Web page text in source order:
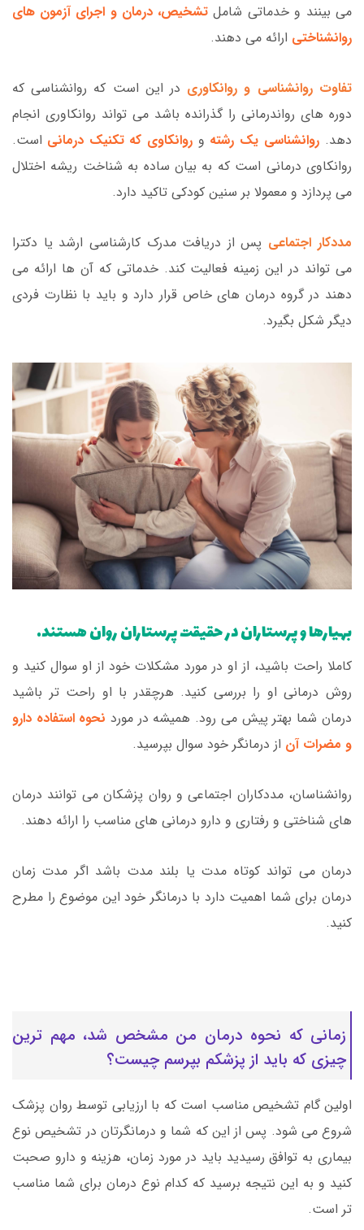
می بینند و خدماتی شامل تشخیص، درمان و اجرای آزمون های
روانشناختی ارائه می دهند.
تفاوت روانشناسی و روانکاوری در این است که روانشناسی که
دوره های رواندرمانی را گذرانده باشد می تواند روانکاوری انجام
دهد. روانشناسی یک رشته و روانکاوی که تکنیک درمانی است.
روانکاوی درمانی است که به بیان ساده به شناخت ریشه اختلال
می پردازد و معمولا بر سنین کودکی تاکید دارد.
مددکار اجتماعی پس از دریافت مدرک کارشناسی ارشد یا دکترا
می تواند در این زمینه فعالیت کند. خدماتی که آن ها ارائه می
دهند در گروه درمان های خاص قرار دارد و باید با نظارت فردی
دیگر شکل بگیرد.
بهیارها و پرستاران در حقیقت پرستاران روان هستند.
کاملا راحت باشید، از او در مورد مشکلات خود از او سوال کنید و
روش درمانی او را بررسی کنید. هرچقدر با او راحت تر باشید
درمان شما بهتر پیش می رود. همیشه در مورد نحوه استفاده دارو
و مضرات آن از درمانگر خود سوال بپرسید.
روانشناسان، مددکاران اجتماعی و روان پزشکان می توانند درمان
های شناختی و رفتاری و دارو درمانی های مناسب را ارائه دهند.
درمان می تواند کوتاه مدت یا بلند مدت باشد اگر مدت زمان
درمان برای شما اهمیت دارد با درمانگر خود این موضوع را مطرح
کنید.
زمانی که نحوه درمان من مشخص شد، مهم ترین
چیزی که باید از پزشکم بپرسم چیست؟
اولین گام تشخیص مناسب است که با ارزیابی توسط روان پزشک
شروع می شود. پس از این که شما و درمانگرتان در تشخیص نوع
بیماری به توافق رسیدید باید در مورد زمان، هزینه و دارو صحبت
کنید و به این نتیجه برسید که کدام نوع درمان برای شما مناسب
تر است.